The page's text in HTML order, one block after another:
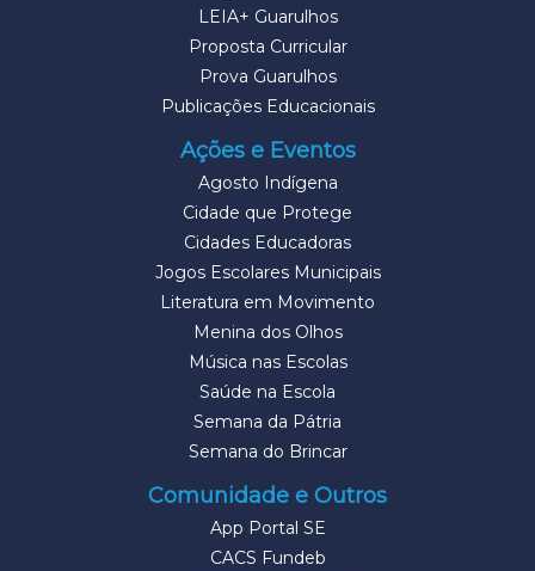
LEIA+ Guarulhos
Proposta Curricular
Prova Guarulhos
Publicações Educacionais
Ações e Eventos
Agosto Indígena
Cidade que Protege
Cidades Educadoras
Jogos Escolares Municipais
Literatura em Movimento
Menina dos Olhos
Música nas Escolas
Saúde na Escola
Semana da Pátria
Semana do Brincar
Comunidade e Outros
App Portal SE
CACS Fundeb